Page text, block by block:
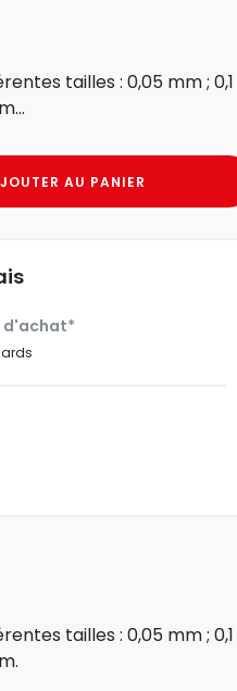
tailles : 0,05 mm ; 0,1
AU PANIER
d'achat*
tailles : 0,05 mm ; 0,1